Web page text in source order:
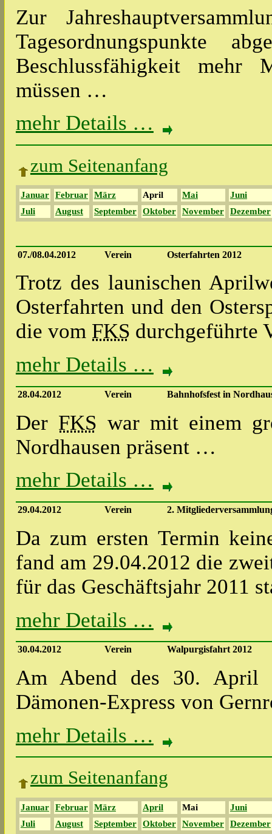
Zur
Tagesordnungspunkte
Beschlussfähigkeit mehr
müssen …
mehr Details …
zum Seitenanfang
Januar Februar März April Mai
Juni
Juli
August September Oktober November Dezember
07./08.04.2012 Verein Osterfahrten 2012
Trotz des launischen
Osterfahrten und den
die vom FKS durchgeführte
mehr Details …
28.04.2012 Verein Bahnhofsfest in
Der FKS war mit einem
Nordhausen präsent …
mehr Details …
29.04.2012 Verein 2.
Da zum ersten Termin
fand am 29.04.2012 die
für das Geschäftsjahr 2011
mehr Details …
30.04.2012 Verein Walpurgisfahrt 2012
Am Abend des 30. April
Dämonen-Express von
mehr Details …
zum Seitenanfang
Januar Februar März April Mai
Juni
Juli
August September Oktober November Dezember